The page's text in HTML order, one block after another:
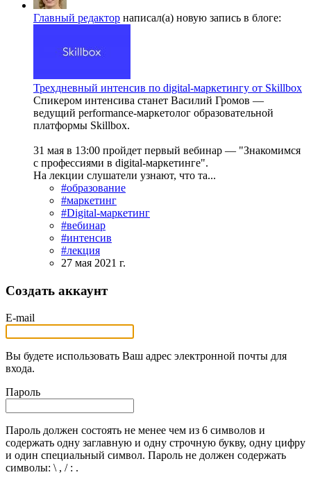
Главный редактор написал(а) новую запись в блоге:
Трехдневный интенсив по digital-маркетингу от Skillbox
Спикером интенсива станет Василий Громов —
ведущий performance-маркетолог образовательной
платформы Skillbox.
31 мая в 13:00 пройдет первый вебинар — "Знакомимся
с профессиями в digital-маркетинге".
На лекции слушатели узнают, что та...
#образование
#маркетинг
#Digital-маркетинг
#вебинар
#интенсив
#лекция
27 мая 2021 г.
Создать аккаунт
E-mail
Вы будете использовать Ваш адрес электронной почты для
входа.
Пароль
Пароль должен состоять не менее чем из 6 символов и
содержать одну заглавную и одну строчную букву, одну цифру
и один специальный символ. Пароль не должен содержать
символы: \ , / : .